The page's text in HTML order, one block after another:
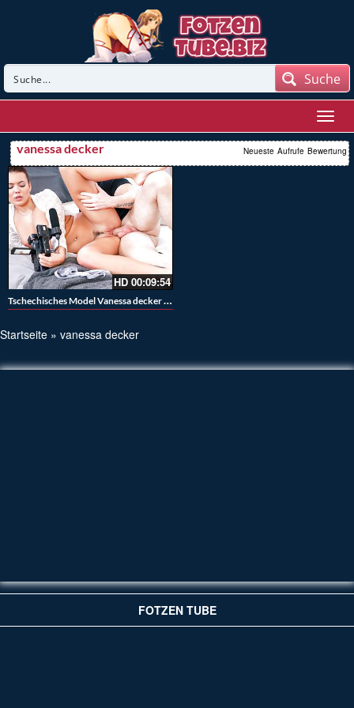
Suche
vanessa decker Neueste Aufrufe Bewertung
HD 00:09:54
Tschechisches Model Vanessa decker gefickt auf dem Fotoshooting
Startseite » vanessa decker
FOTZEN TUBE